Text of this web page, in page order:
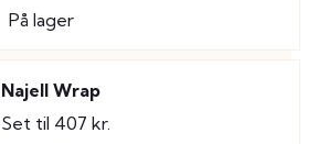
På lager
Najell Wrap
Set til 407 kr.